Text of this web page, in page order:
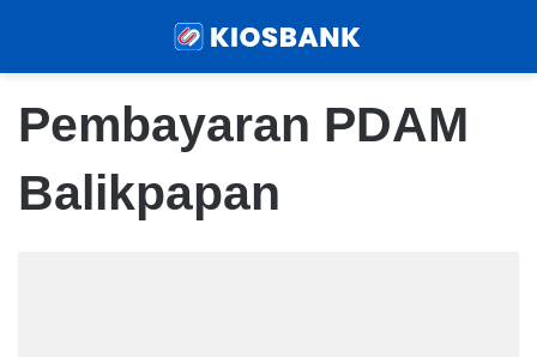
Pembayaran PDAM
Balikpapan